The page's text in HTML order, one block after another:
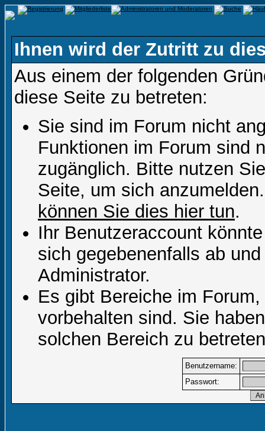
Ihnen wird der Zutritt zu
Aus einem der folgenden
diese Seite zu betreten:
Sie sind im Forum nicht
Funktionen im Forum sind
zugänglich. Bitte nutzen
Seite, um sich
können Sie dies hier tun.
Ihr Benutzeraccount
sich gegebenenfalls ab
Administrator.
Es gibt Bereiche im
vorbehalten sind. Sie
solchen Bereich zu
Benutzername:
Passwort: